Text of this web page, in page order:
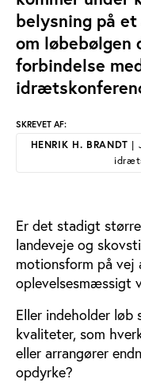
belysning på
om løbebølgen
forbindelse
SKREVET AF:
HENRIK H. BRANDT |
Er det stadigt
landeveje og
motionsform på vej
oplevelsesmæssigt
Eller indeholder løb
kvaliteter, som
eller arrangører
opdyrke?